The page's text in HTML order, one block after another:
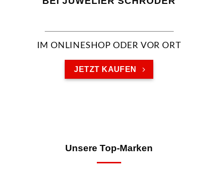
IM ONLINESHOP ODER VOR ORT
JETZT KAUFEN
Unsere Top-Marken